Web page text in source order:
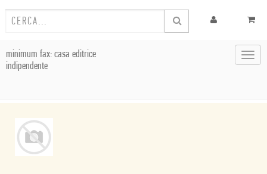
minimum fax: casa editrice
indipendente